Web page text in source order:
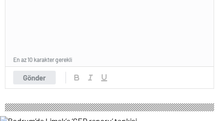
Gönder
En az 10 karakter gerekli